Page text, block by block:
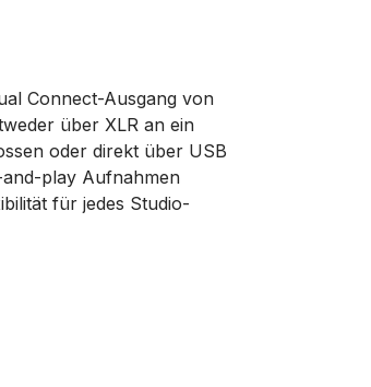
Connect-Ausgang von
über XLR an ein
oder direkt über USB
play Aufnahmen
für jedes Studio-